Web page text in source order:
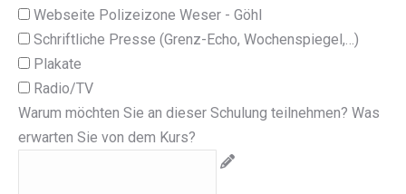
Webseite Polizeizone Weser - Göhl
Schriftliche Presse (Grenz-Echo, Wochenspiegel,…)
Plakate
Radio/TV
Warum möchten Sie an dieser Schulung teilnehmen? Was
erwarten Sie von dem Kurs?